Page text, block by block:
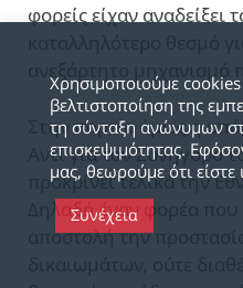
φορείς είχαν
ανεξάρτητο μηχανισμό
Στην πορεία όμως η
Αντί για τον Συνήγορο
προκρίνει τελικά την
Δηλαδή έναν φορέα που
αποστολή την
Χρησιμοποιούμε cookies
βελτιστοποίηση της
τη σύνταξη ανώνυμων
επισκεψιμότητας.
μας, θεωρούμε ότι
Συνέχεια